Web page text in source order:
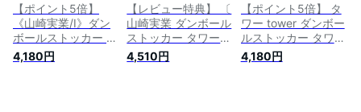
【ポイント5倍】
《山崎実業/I》ダン
ボールストッカー タ
ワー tower 段ボール
ストッカー キャスタ
4,180円
【レビュー特典】 〔
山崎実業 ダンボール
ストッカー タワー
〕 tower 段ボールス
トッカー ワゴン 段
4,510円
【ポイント5倍】 タ
ワー tower ダンボー
ルストッカー タワ
ー ホワイト 山崎実
業 3303 収納ワゴン
4,180円